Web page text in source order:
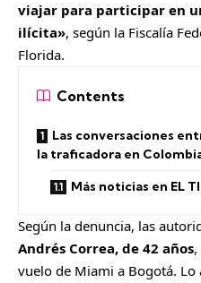
viajar para participar en
ilícita», según la Fiscalía
Florida.
Contents
Las conversaciones
la traficadora en
Más noticias en EL
Según la denuncia, las
Andrés Correa, de 42 años
vuelo de Miami a Bogotá. Lo